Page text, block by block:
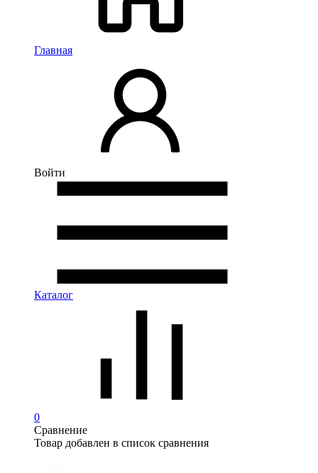
Главная
Войти
Каталог
0
Сравнение
Товар добавлен в список сравнения